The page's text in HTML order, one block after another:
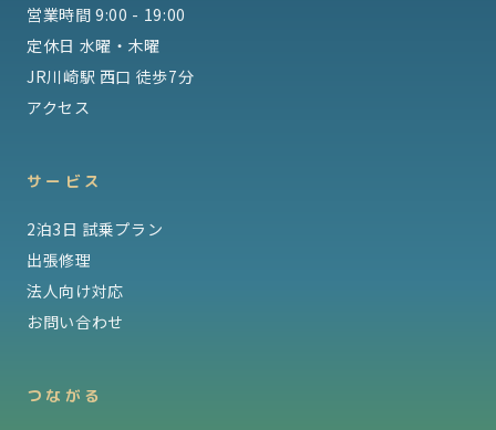
営業時間 9:00 - 19:00
定休日 水曜・木曜
JR川崎駅 西口 徒歩7分
アクセス
サービス
2泊3日 試乗プラン
出張修理
法人向け対応
お問い合わせ
つながる